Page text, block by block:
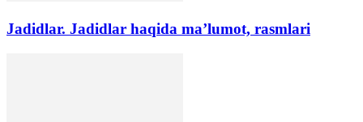
Jadidlar. Jadidlar haqida ma’lumot, rasmlari